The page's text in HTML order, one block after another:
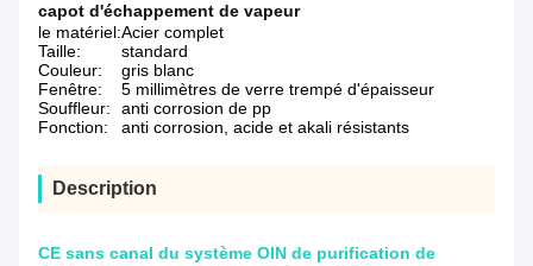
capot d'échappement de vapeur
le matériel:Acier complet
Taille:
standard
Couleur:
gris blanc
Fenêtre:
5 millimètres de verre trempé d'épaisseur
Souffleur:
anti corrosion de pp
Fonction:
anti corrosion, acide et akali résistants
Description
CE sans canal du système OIN de purification de